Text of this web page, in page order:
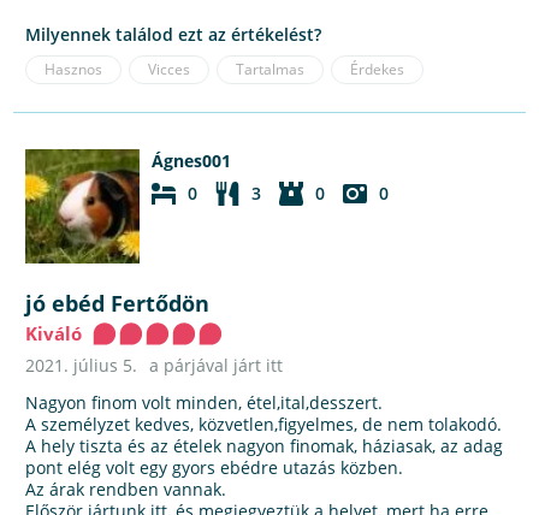
Milyennek találod ezt az értékelést?
Hasznos Vicces Tartalmas Érdekes
Ágnes001
0
3 0 0
jó ebéd Fertődön
Kiváló
2021. július 5. a párjával járt itt
Nagyon finom volt minden, étel,ital,desszert.
A személyzet kedves, közvetlen,figyelmes, de nem tolakodó.
A hely tiszta és az ételek nagyon finomak, háziasak, az adag
pont elég volt egy gyors ebédre utazás közben.
Az árak rendben vannak.